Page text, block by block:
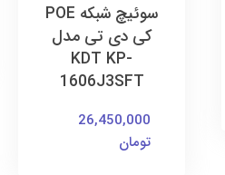
سوئیچ شبکه POE
کی دی تی مدل
KDT KP-
1606J3SFT
26,450,000
تومان